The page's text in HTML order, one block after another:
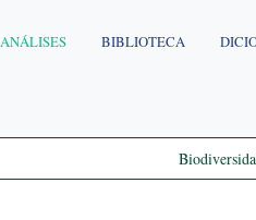
ANÁLISES BIBLIOTECA